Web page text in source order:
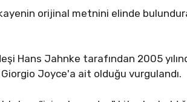
orijinal metnini elinde
Hans Jahnke tarafından 2005
Joyce'a ait olduğu vurgulandı.